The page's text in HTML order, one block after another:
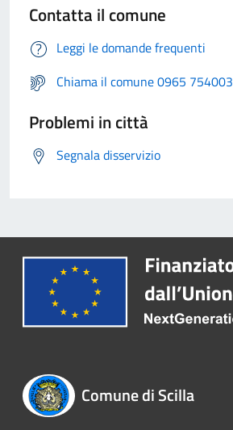
Contatta il comune
Leggi le domande frequenti
Chiama il comune 0965 754003
Problemi in città
Segnala disservizio
Comune di Scilla